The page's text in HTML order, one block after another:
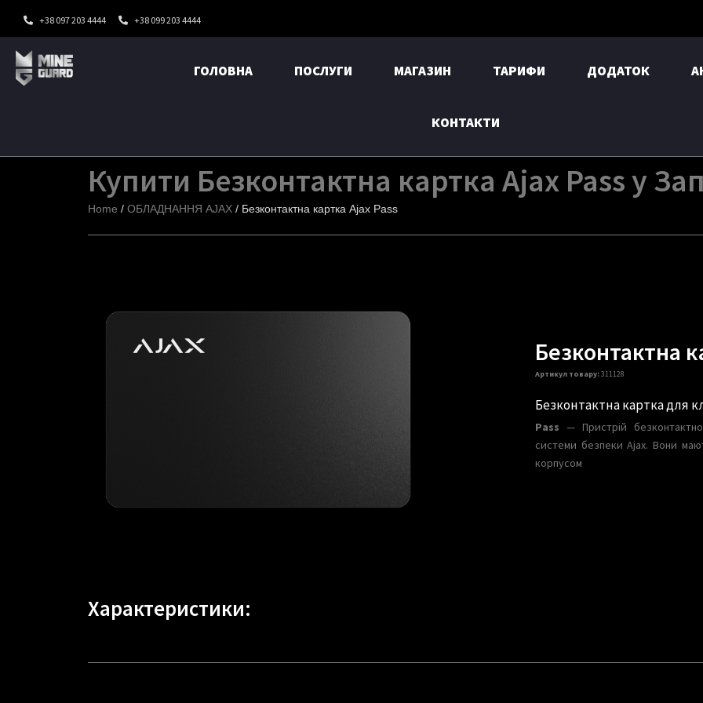
до
вмісту
+38 097 203 4444 +38 099 203 4444
ГОЛОВНА ПОСЛУГИ МАГАЗИН ТАРИФИ ДОДАТОК
КОНТАКТИ
Купити Безконтактна картка Ajax Pass у
Home / ОБЛАДНАННЯ AJAX / Безконтактна картка Ajax Pass
Безконтактна
Артикул товару:311128
Безконтактна картка для
Pass — Пристрій
системи безпеки Ajax. Вони
корпусом
Характеристики: